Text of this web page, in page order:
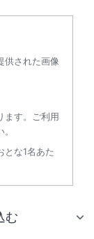
供された画像
ます。ご利用
とな1名あた
む